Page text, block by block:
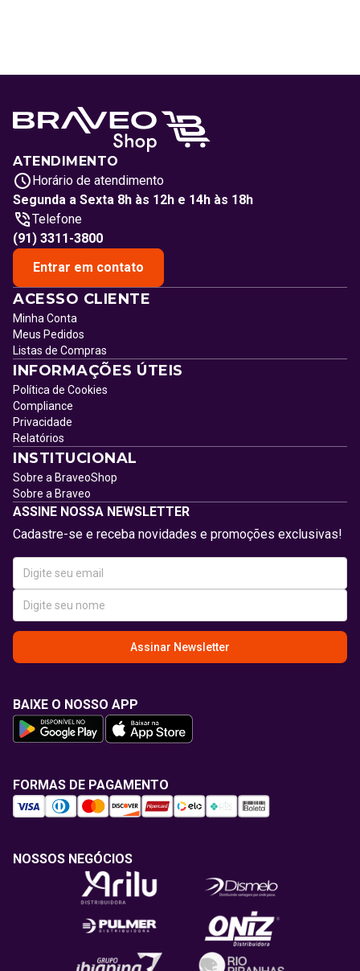
ATENDIMENTO
Horário de atendimento
Segunda a Sexta 8h às 12h e 14h às 18h
Telefone
(91) 3311-3800
Entrar em contato
ACESSO CLIENTE
Minha Conta
Meus Pedidos
Listas de Compras
INFORMAÇÕES ÚTEIS
Política de Cookies
Compliance
Privacidade
Relatórios
INSTITUCIONAL
Sobre a BraveoShop
Sobre a Braveo
ASSINE NOSSA NEWSLETTER
Cadastre-se e receba novidades e promoções exclusivas!
Assinar Newsletter
BAIXE O NOSSO APP
FORMAS DE PAGAMENTO
NOSSOS NEGÓCIOS